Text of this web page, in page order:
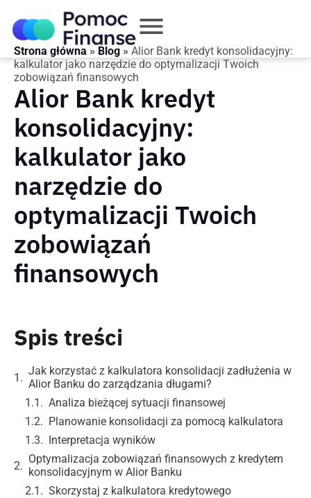
Strona główna » Blog » Alior Bank kredyt konsolidacyjny:
kalkulator jako narzędzie do optymalizacji Twoich
zobowiązań finansowych
Alior Bank kredyt
konsolidacyjny:
kalkulator jako
narzędzie do
optymalizacji Twoich
zobowiązań
finansowych
Spis treści
Jak korzystać z kalkulatora konsolidacji zadłużenia w
Alior Banku do zarządzania długami?
Analiza bieżącej sytuacji finansowej
Planowanie konsolidacji za pomocą kalkulatora
Interpretacja wyników
Optymalizacja zobowiązań finansowych z kredytem
konsolidacyjnym w Alior Banku
Skorzystaj z kalkulatora kredytowego